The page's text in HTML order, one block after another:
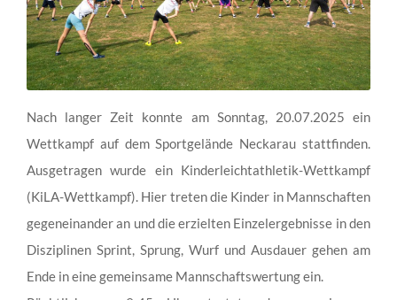
Nach langer Zeit konnte am Sonntag, 20.07.2025 ein
Wettkampf auf dem Sportgelände Neckarau stattfinden.
Ausgetragen wurde ein Kinderleichtathletik-Wettkampf
(KiLA-Wettkampf). Hier treten die Kinder in Mannschaften
gegeneinander an und die erzielten Einzelergebnisse in den
Disziplinen Sprint, Sprung, Wurf und Ausdauer gehen am
Ende in eine gemeinsame Mannschaftswertung ein.